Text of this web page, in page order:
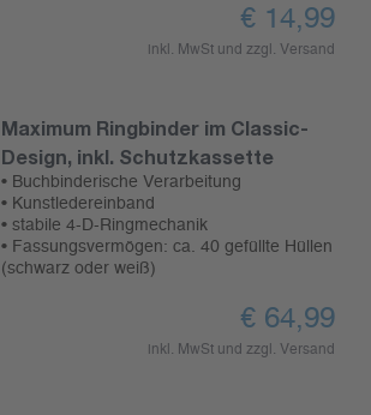
€ 14,99
inkl. MwSt und zzgl. Versand
Maximum Ringbinder im Classic-
Design, inkl. Schutzkassette
• Buchbinderische Verarbeitung
• Kunstledereinband
• stabile 4-D-Ringmechanik
• Fassungsvermögen: ca. 40 gefüllte Hüllen
(schwarz oder weiß)
€ 64,99
inkl. MwSt und zzgl. Versand